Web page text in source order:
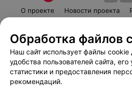
О проекте Новости проекта
Пользовательское соглашение
Вакансии
Написать
Обработка файлов
Наш сайт использует файлы cookie
удобства пользователей сайта,
статистики и предоставления
рекомендаций.